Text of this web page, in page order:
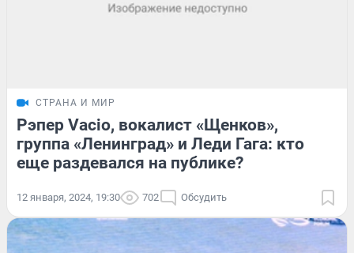
СТРАНА И МИР
Рэпер Vacio, вокалист «Щенков»,
группа «Ленинград» и Леди Гага: кто
еще раздевался на публике?
12 января, 2024, 19:30 702 Обсудить